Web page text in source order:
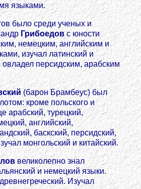
языками.
было среди ученых и
Грибоедовс юности
немецким, английским и
изучал латинский и
овладел персидским, арабским
(барон Брамбеус) был
кроме польского и
арабский, турецкий,
английский,
баскский, персидский,
монгольский и китайский.
великолепно знал
и немецкий языки.
Изучал